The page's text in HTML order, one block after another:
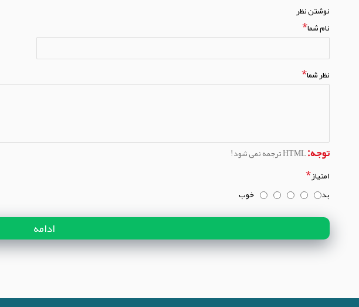
نوشتن نظر
نام شما
نظر شما
توجه:
امتیاز
بد
خوب
ادامه